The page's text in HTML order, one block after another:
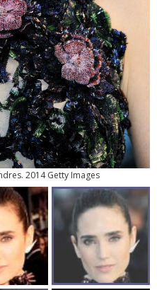
2014 Getty Images